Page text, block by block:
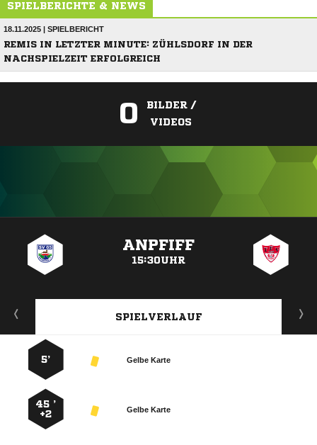
SPIELBERICHTE & NEWS
18.11.2025 | SPIELBERICHT
REMIS IN LETZTER MINUTE: ZÜHLSDORF IN DER
NACHSPIELZEIT ERFOLGREICH
0
BILDER /
VIDEOS
ANPFIFF
15:30UHR
SPIELVERLAUF
Gelbe Karte
5’
Gelbe Karte
45 ’
+2